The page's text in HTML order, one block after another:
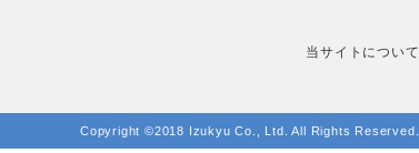
当サイトについて
Copyright ©2018 Izukyu Co., Ltd. All Rights Reserved.